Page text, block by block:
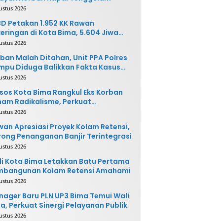
2026
Petakan 1.952 KK Rawan
di Kota Bima, 5.604 Jiwa
Terdampak
2026
Malah Ditahan, Unit PPA Polres
Diduga Balikkan Fakta Kasus
2026
Kota Bima Rangkul Eks Korban
Radikalisme, Perkuat
Sosial
2026
Apresiasi Proyek Kolam Retensi,
Penanganan Banjir Terintegrasi
2026
Kota Bima Letakkan Batu Pertama
Kolam Retensi Amahami
2026
Baru PLN UP3 Bima Temui Wali
Perkuat Sinergi Pelayanan Publik
2026